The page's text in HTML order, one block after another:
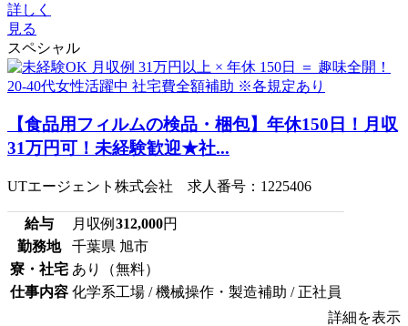
詳しく
見る
スペシャル
【食品用フィルムの検品・梱包】年休150日！月収
31万円可！未経験歓迎★社...
UTエージェント株式会社 求人番号：1225406
給与 月収例 312,000円
勤務地
千葉県 旭市
寮・社宅 あり（無料）
仕事内容 化学系工場 / 機械操作・製造補助 / 正社員
詳細を表示